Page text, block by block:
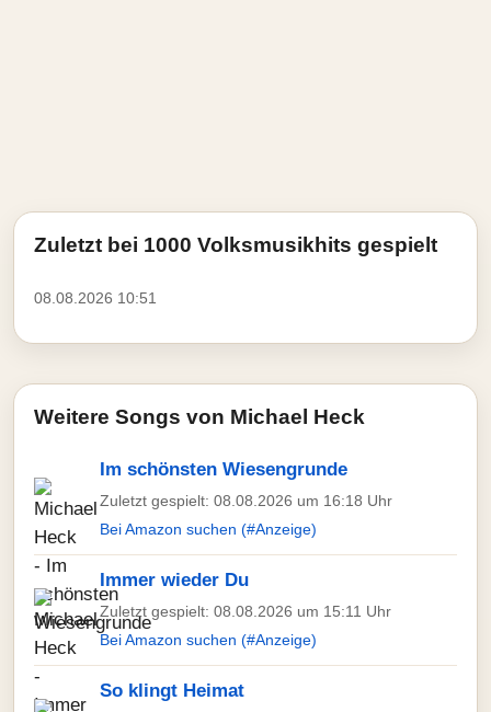
Zuletzt bei 1000 Volksmusikhits gespielt
08.08.2026 10:51
Weitere Songs von Michael Heck
Im schönsten Wiesengrunde
Zuletzt gespielt: 08.08.2026 um 16:18 Uhr
Bei Amazon suchen (#Anzeige)
Immer wieder Du
Zuletzt gespielt: 08.08.2026 um 15:11 Uhr
Bei Amazon suchen (#Anzeige)
So klingt Heimat